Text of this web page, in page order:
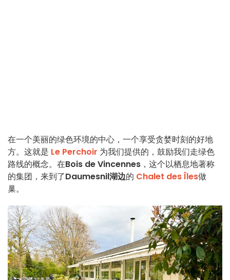
在一个美丽的绿色环境的中心，一个享受贪婪时刻的好地
方。这就是 Le Perchoir 为我们提供的，鼓励我们走绿色
路线的概念。在Bois de Vincennes ，这个以栖息地著称
的集团，来到了Daumesnil湖边的 Chalet des Îles做
巢。